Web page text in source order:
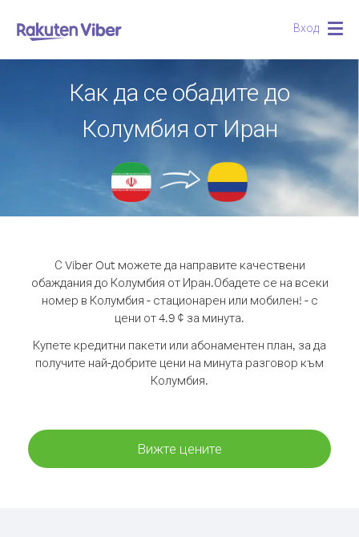
Вход
Как да се обадите до
Колумбия от Иран
С Viber Out можете да направите качествени
обаждания до Колумбия от Иран.Обадете се на всеки
номер в Колумбия - стационарен или мобилен! - с
цени от 4.9 ¢ за минута.
Купете кредитни пакети или абонаментен план, за да
получите най-добрите цени на минута разговор към
Колумбия.
Вижте цените